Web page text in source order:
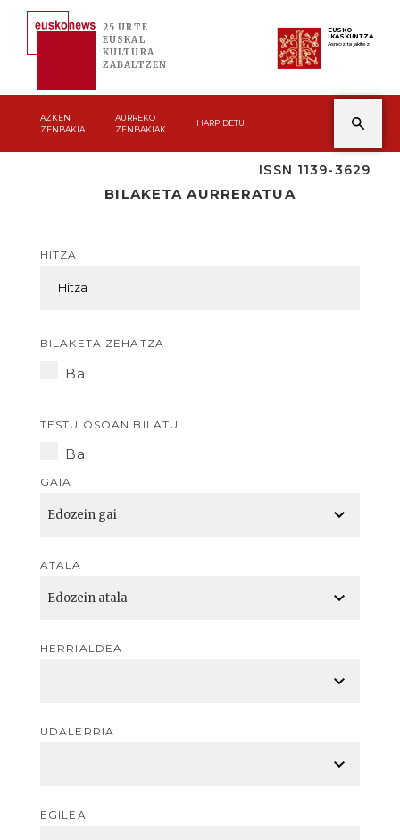
25 URTE
EUSKAL
KULTURA
ZABALTZEN
EUSKO
IKASKUNTZA
Asmoz ta jakitez
AZKEN
ZENBAKIA
AURREKO
ZENBAKIAK
HARPIDETU
ISSN 1139-3629
BILAKETA AURRERATUA
HITZA
BILAKETA ZEHATZA
Bai
TESTU OSOAN BILATU
Bai
GAIA
ATALA
HERRIALDEA
UDALERRIA
EGILEA